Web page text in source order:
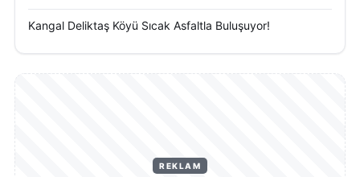
Kangal Deliktaş Köyü Sıcak Asfaltla Buluşuyor!
REKLAM